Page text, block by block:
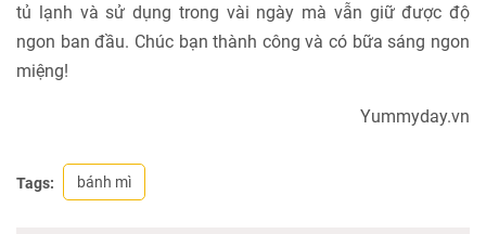
tủ lạnh và sử dụng trong vài ngày mà vẫn giữ được độ
ngon ban đầu. Chúc bạn thành công và có bữa sáng ngon
miệng!
Yummyday.vn
Tags: bánh mì